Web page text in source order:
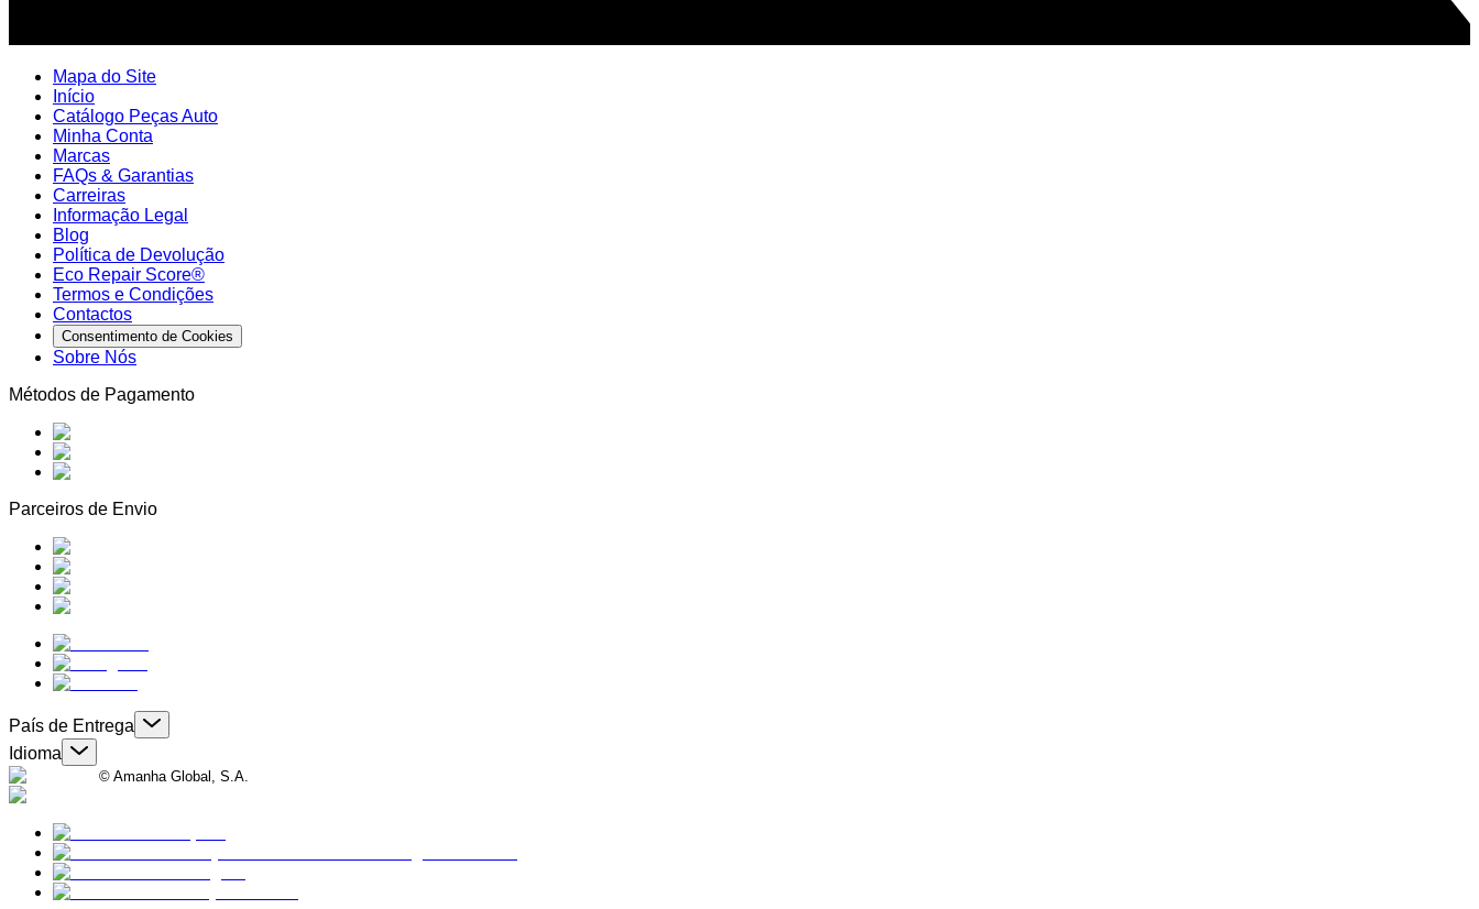
Mapa do Site
Início
Catálogo Peças Auto
Minha Conta
Marcas
FAQs & Garantias
Carreiras
Informação Legal
Blog
Política de Devolução
Eco Repair Score®
Termos e Condições
Contactos
Consentimento de Cookies
Sobre Nós
Métodos de Pagamento
Parceiros de Envio
País de Entrega
Idioma
© Amanha Global, S.A.